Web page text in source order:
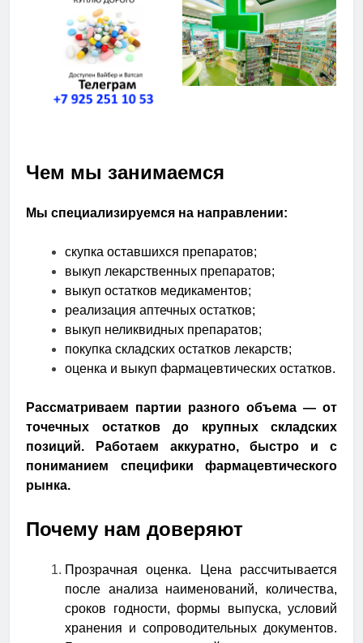
Чем мы занимаемся
Мы специализируемся на направлении:
скупка оставшихся препаратов;
выкуп лекарственных препаратов;
выкуп остатков медикаментов;
реализация аптечных остатков;
выкуп неликвидных препаратов;
покупка складских остатков лекарств;
оценка и выкуп фармацевтических остатков.
Рассматриваем партии разного объема — от
точечных остатков до крупных складских
позиций. Работаем аккуратно, быстро и с
пониманием специфики фармацевтического
рынка.
Почему нам доверяют
Прозрачная оценка.
Цена рассчитывается
после анализа наименований, количества,
сроков годности, формы выпуска, условий
хранения и сопроводительных документов.